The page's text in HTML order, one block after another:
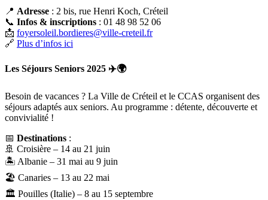
📍 Adresse : 2 bis, rue Henri Koch, Créteil
📞 Infos & inscriptions : 01 48 98 52 06
📩 foyersoleil.bordieres@ville-creteil.fr
🔗 Plus d’infos ici
Les Séjours Seniors 2025 ✈️🌍
Besoin de vacances ? La Ville de Créteil et le CCAS organisent des
séjours adaptés aux seniors. Au programme : détente, découverte et
convivialité !
📅 Destinations :
🚢 Croisière – 14 au 21 juin
🏝️ Albanie – 31 mai au 9 juin
🏖️ Canaries – 13 au 22 mai
🏛️ Pouilles (Italie) – 8 au 15 septembre